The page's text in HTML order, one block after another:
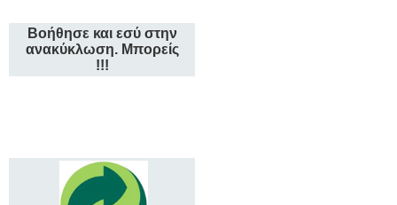
Βοήθησε και εσύ στην
ανακύκλωση. Μπορείς
!!!